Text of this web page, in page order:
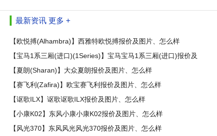
最新资讯 更多 +
【欧悦搏(Alhambra)】西雅特欧悦搏报价及图片、怎么样
【宝马1系三厢(进口)(1Series)】宝马宝马1系三厢(进口)报价及
图【夏朗(Sharan)】大众夏朗报价及图片、怎么样
【赛飞利(Zafira)】欧宝赛飞利报价及图片、怎么样
【讴歌ILX】讴歌讴歌ILX报价及图片、怎么样
【小康K02】东风小康小康K02报价及图片、怎么样
【风光370】东风风光风光370报价及图片、怎么样